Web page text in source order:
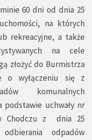
60 dni od dnia 25
na których
rekreacyjne, a także
na cele
złożyć do Burmistrza
o wyłączeniu się z
komunalnych
podstawie uchwały nr
Chodczu z dnia 25
odpadów